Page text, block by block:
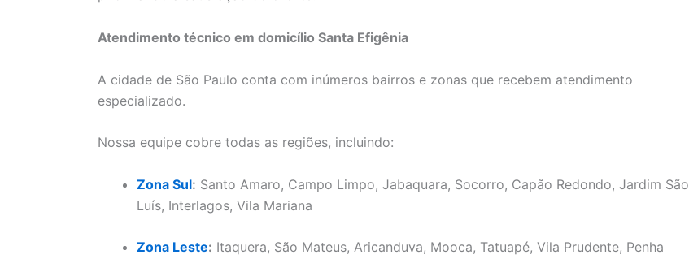
Atendimento técnico em domicílio Santa Efigênia
A cidade de São Paulo conta com inúmeros bairros e zonas que recebem atendimento
especializado.
Nossa equipe cobre todas as regiões, incluindo:
Zona Sul: Santo Amaro, Campo Limpo, Jabaquara, Socorro, Capão Redondo, Jardim São
Luís, Interlagos, Vila Mariana
Zona Leste: Itaquera, São Mateus, Aricanduva, Mooca, Tatuapé, Vila Prudente, Penha